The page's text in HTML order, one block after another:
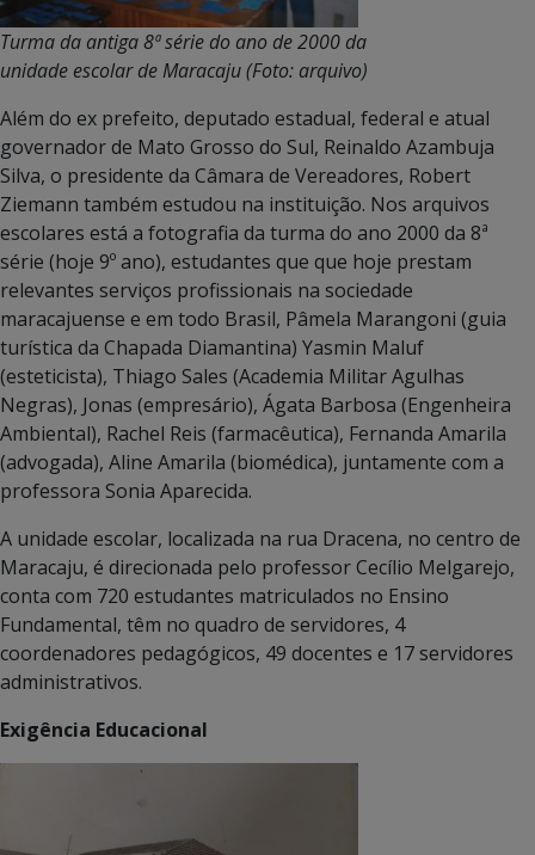
Turma da antiga 8ª série do ano de 2000 da
unidade escolar de Maracaju (Foto: arquivo)
Além do ex prefeito, deputado estadual, federal e atual
governador de Mato Grosso do Sul, Reinaldo Azambuja
Silva, o presidente da Câmara de Vereadores, Robert
Ziemann também estudou na instituição. Nos arquivos
escolares está a fotografia da turma do ano 2000 da 8ª
série (hoje 9º ano), estudantes que que hoje prestam
relevantes serviços profissionais na sociedade
maracajuense e em todo Brasil, Pâmela Marangoni (guia
turística da Chapada Diamantina) Yasmin Maluf
(esteticista), Thiago Sales (Academia Militar Agulhas
Negras), Jonas (empresário), Ágata Barbosa (Engenheira
Ambiental), Rachel Reis (farmacêutica), Fernanda Amarila
(advogada), Aline Amarila (biomédica), juntamente com a
professora Sonia Aparecida.
A unidade escolar, localizada na rua Dracena, no centro de
Maracaju, é direcionada pelo professor Cecílio Melgarejo,
conta com 720 estudantes matriculados no Ensino
Fundamental, têm no quadro de servidores, 4
coordenadores pedagógicos, 49 docentes e 17 servidores
administrativos.
Exigência Educacional